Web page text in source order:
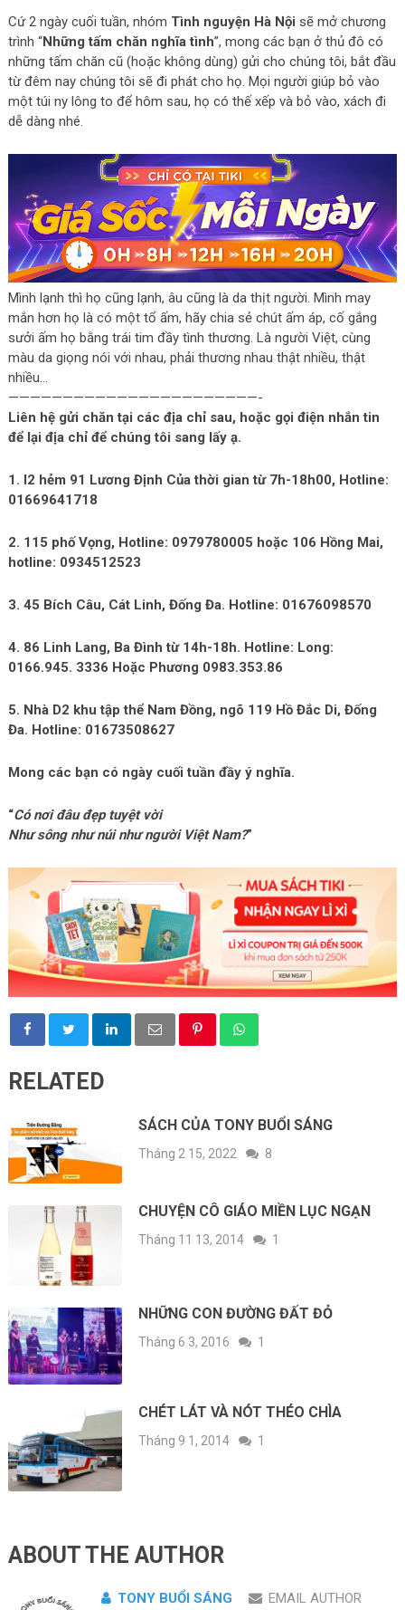
Cứ 2 ngày cuối tuần, nhóm Tình nguyện Hà Nội sẽ mở chương
trình “Những tấm chăn nghĩa tình”, mong các bạn ở thủ đô có
những tấm chăn cũ (hoặc không dùng) gửi cho chúng tôi, bắt đầu
từ đêm nay chúng tôi sẽ đi phát cho họ. Mọi người giúp bỏ vào
một túi ny lông to để hôm sau, họ có thế xếp và bỏ vào, xách đi
dễ dàng nhé.
Mình lạnh thì họ cũng lạnh, âu cũng là da thịt người. Mình may
mắn hơn họ là có một tổ ấm, hãy chia sẻ chút ấm áp, cố gắng
sưởi ấm họ bằng trái tim đầy tình thương. Là người Việt, cùng
màu da giọng nói với nhau, phải thương nhau thật nhiều, thật
nhiều…
———————————————————————-
Liên hệ gửi chăn tại các địa chỉ sau, hoặc gọi điện nhắn tin
để lại địa chỉ để chúng tôi sang lấy ạ.
1. I2 hẻm 91 Lương Định Của thời gian từ 7h-18h00, Hotline:
01669641718
2. 115 phố Vọng, Hotline: 0979780005 hoặc 106 Hồng Mai,
hotline: 0934512523
3. 45 Bích Câu, Cát Linh, Đống Đa. Hotline: 01676098570
4. 86 Linh Lang, Ba Đình từ 14h-18h. Hotline: Long:
0166.945. 3336 Hoặc Phương 0983.353.86
5. Nhà D2 khu tập thể Nam Đồng, ngõ 119 Hồ Đắc Di, Đống
Đa. Hotline: 01673508627
Mong các bạn có ngày cuối tuần đầy ý nghĩa.
“Có nơi đâu đẹp tuyệt vời
Như sông như núi như người Việt Nam?”
RELATED
SÁCH CỦA TONY BUỔI SÁNG
Tháng 2 15, 2022 8
CHUYỆN CÔ GIÁO MIỀN LỤC NGẠN
Tháng 11 13, 2014 1
NHỮNG CON ĐƯỜNG ĐẤT ĐỎ
Tháng 6 3, 2016 1
CHÉT LÁT VÀ NÓT THÉO CHÌA
Tháng 9 1, 2014 1
ABOUT THE AUTHOR
TONY BUỔI SÁNG EMAIL AUTHOR